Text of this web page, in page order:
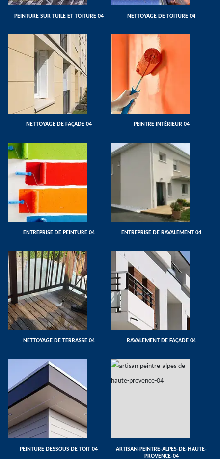
PEINTURE SUR TUILE ET TOITURE 04 NETTOYAGE DE TOITURE 04
NETTOYAGE DE FAÇADE 04 PEINTRE INTÉRIEUR 04
ENTREPRISE DE PEINTURE 04 ENTREPRISE DE RAVALEMENT 04
NETTOYAGE DE TERRASSE 04 RAVALEMENT DE FAÇADE 04
PEINTURE DESSOUS DE TOIT 04
ARTISAN-PEINTRE-ALPES-DE-HAUTE-
PROVENCE-04